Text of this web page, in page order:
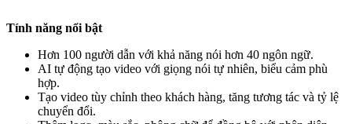
Tính năng nổi bật
Hơn 100 người dẫn với khả năng nói hơn 40 ngôn ngữ.
AI tự động tạo video với giọng nói tự nhiên, biểu cảm phù
hợp.
Tạo video tùy chỉnh theo khách hàng, tăng tương tác và tỷ lệ
chuyển đổi.